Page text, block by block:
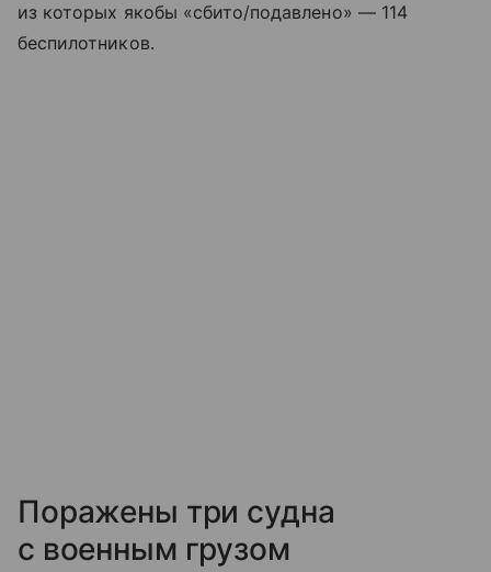
из которых якобы «сбито/подавлено» — 114
беспилотников.
Поражены три судна
с военным грузом